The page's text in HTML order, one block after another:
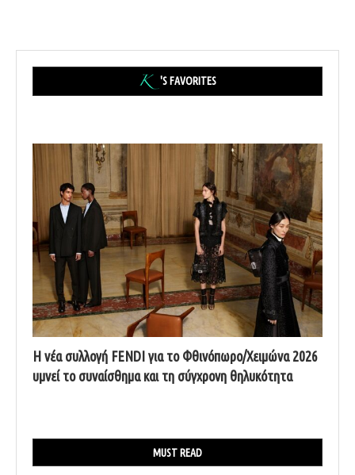
'S FAVORITES
Η νέα συλλογή FENDI για το Φθινόπωρο/Χειμώνα 2026
υμνεί το συναίσθημα και τη σύγχρονη θηλυκότητα
MUST READ